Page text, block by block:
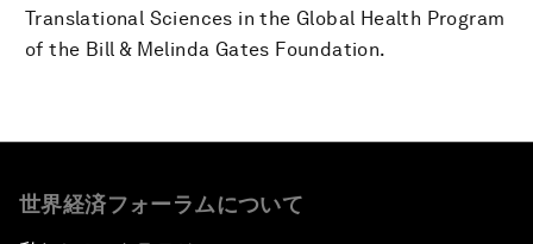
Translational Sciences in the Global Health Program
of the Bill & Melinda Gates Foundation.
世界経済フォーラムについて